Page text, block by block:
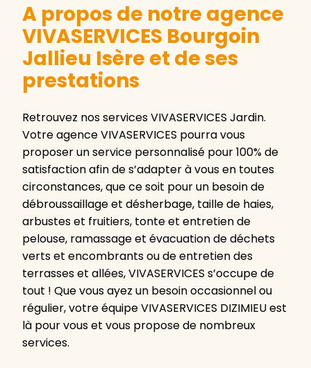
A propos de notre agence
VIVASERVICES Bourgoin
Jallieu Isère et de ses
prestations
Retrouvez nos services VIVASERVICES Jardin.
Votre agence VIVASERVICES pourra vous
proposer un service personnalisé pour 100% de
satisfaction afin de s’adapter à vous en toutes
circonstances, que ce soit pour un besoin de
débroussaillage et désherbage, taille de haies,
arbustes et fruitiers, tonte et entretien de
pelouse, ramassage et évacuation de déchets
verts et encombrants ou de entretien des
terrasses et allées, VIVASERVICES s’occupe de
tout ! Que vous ayez un besoin occasionnel ou
régulier, votre équipe VIVASERVICES DIZIMIEU est
là pour vous et vous propose de nombreux
services.